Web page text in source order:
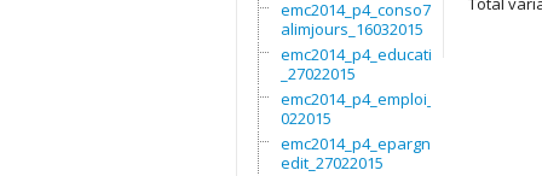
emc2014_p4_conso7non
alimjours_16032015
emc2014_p4_education
_27022015
emc2014_p4_emploi_27
022015
emc2014_p4_epargnecr
edit_27022015